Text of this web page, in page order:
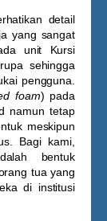
detail
yang sangat
unit Kursi
sehingga
pengguna.
foam) pada
namun tetap
meskipun
Bagi kami,
bentuk
tua yang
di institusi